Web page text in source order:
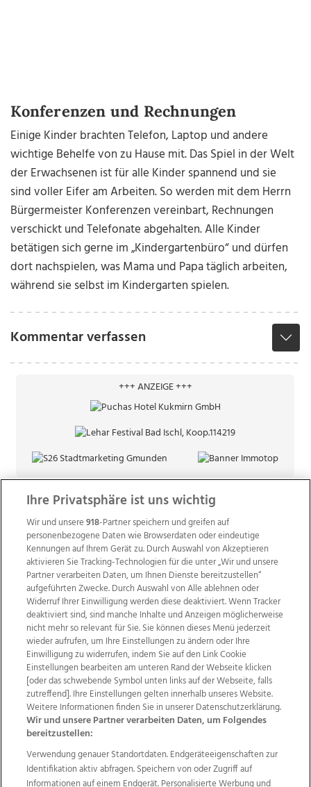
Konferenzen und Rechnungen
Einige Kinder brachten Telefon, Laptop und andere
wichtige Behelfe von zu Hause mit. Das Spiel in der Welt
der Erwachsenen ist für alle Kinder spannend und sie
sind voller Eifer am Arbeiten. So werden mit dem Herrn
Bürgermeister Konferenzen vereinbart, Rechnungen
verschickt und Telefonate abgehalten. Alle Kinder
betätigen sich gerne im „Kindergartenbüro“ und dürfen
dort nachspielen, was Mama und Papa täglich arbeiten,
während sie selbst im Kindergarten spielen.
Kommentar verfassen
+++ ANZEIGE +++
Wir über uns Mediadaten Kontakt
Jobs
Datenschutz
Impressum
AGB Anzeigekunden
AGB Website
Ehrenkodex Politische Werbung
Weitere Angebote des Medienhauses Wimmer
TV1 di-mog-i.at OÖNow
Ischler Woche
Ihre Privatsphäre ist uns wichtig
Wir und unsere918-Partner speichern und greifen auf
personenbezogene Daten wie Browserdaten oder eindeutige
Kennungen auf Ihrem Gerät zu. Durch Auswahl von Akzeptieren
aktivieren Sie Tracking-Technologien für die unter „Wir und unsere
Partner verarbeiten Daten, um Ihnen Dienste bereitzustellen“
aufgeführten Zwecke. Durch Auswahl von Alle ablehnen oder
Widerruf Ihrer Einwilligung werden diese deaktiviert. Wenn Tracker
deaktiviert sind, sind manche Inhalte und Anzeigen möglicherweise
nicht mehr so relevant für Sie. Sie können dieses Menü jederzeit
wieder aufrufen, um Ihre Einstellungen zu ändern oder Ihre
Einwilligung zu widerrufen, indem Sie auf den Link Cookie
Einstellungen bearbeiten am unteren Rand der Webseite klicken
[oder das schwebende Symbol unten links auf der Webseite, falls
zutreffend]. Ihre Einstellungen gelten innerhalb unseres Website.
Weitere Informationen finden Sie in unserer Datenschutzerklärung.
Wir und unsere Partner verarbeiten Daten, um Folgendes
bereitzustellen:
Verwendung genauer Standortdaten. Endgeräteeigenschaften zur
Identifikation aktiv abfragen. Speichern von oder Zugriff auf
Informationen auf einem Endgerät. Personalisierte Werbung und